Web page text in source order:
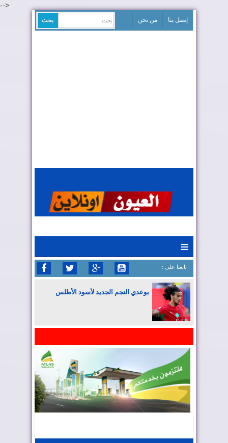
-->
إتصل بنا من نحن
≡
: تابعنا على
بوعدي النجم الجديد لأسود الأطلس
المغرب يعزز موقعه في صناعة الطيران